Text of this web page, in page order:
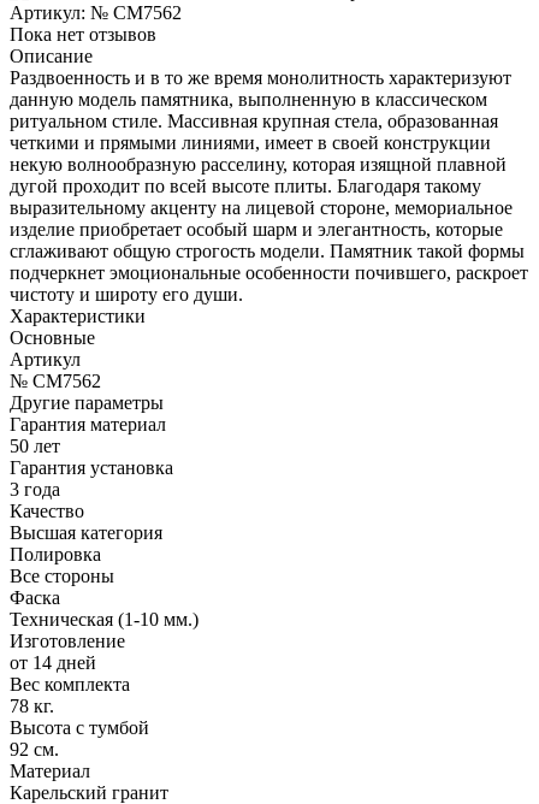
Артикул: № CM7562
Пока нет отзывов
Описание
Раздвоенность и в то же время монолитность характеризуют
данную модель памятника, выполненную в классическом
ритуальном стиле. Массивная крупная стела, образованная
четкими и прямыми линиями, имеет в своей конструкции
некую волнообразную расселину, которая изящной плавной
дугой проходит по всей высоте плиты. Благодаря такому
выразительному акценту на лицевой стороне, мемориальное
изделие приобретает особый шарм и элегантность, которые
сглаживают общую строгость модели. Памятник такой формы
подчеркнет эмоциональные особенности почившего, раскроет
чистоту и широту его души.
Характеристики
Основные
Артикул
№ CM7562
Другие параметры
Гарантия материал
50 лет
Гарантия установка
3 года
Качество
Высшая категория
Полировка
Все стороны
Фаска
Техническая (1-10 мм.)
Изготовление
от 14 дней
Вес комплекта
78 кг.
Высота с тумбой
92 см.
Материал
Карельский гранит